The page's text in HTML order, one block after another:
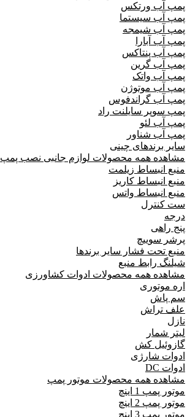
پمپ آب ورتکس
پمپ آب سیستما
پمپ آب شیمجه
پمپ آب آبارا
پمپ آب پنتاکس
پمپ آب گرین
پمپ آب واتک
پمپ آب موتوژن
پمپ آب گراندفوس
پمپ سوپر سایلنت راد
پمپ آب لئو
پمپ آب شناور
سایر برندهای چینی
مشاهده همه محصولات لوازم جانبی نصب پمپ
منبع انبساط زیلمت
منبع انبساط کاریز
منبع انبساط واتس
ست کنترل
درجه
پنج راهی
پرشر سوییچ
منبع تحت فشار سایر برندها
شیلنگ رابط منبع
مشاهده همه محصولات ادوات کشاورزی
اره موتوری
سم پاش
علف تراش
نازل
لیتر شمار
گازوئیل کش
ادوات شارژی
ادوات DC
مشاهده همه محصولات موتور پمپ
موتور پمپ 1 اینچ
موتور پمپ 2 اینچ
موتور پمپ 3 اینچ